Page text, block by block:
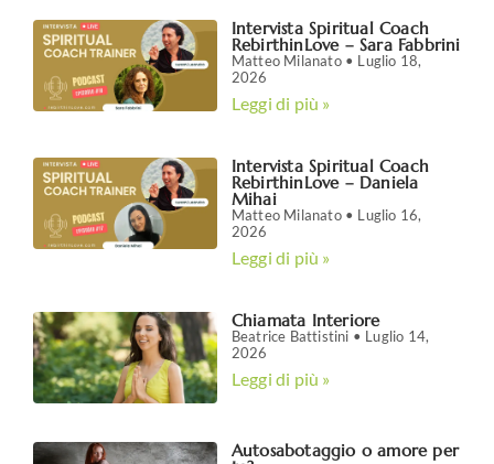
Intervista Spiritual Coach
RebirthinLove – Sara Fabbrini
Matteo Milanato
Luglio 18,
2026
Leggi di più »
Intervista Spiritual Coach
RebirthinLove – Daniela
Mihai
Matteo Milanato
Luglio 16,
2026
Leggi di più »
Chiamata Interiore
Beatrice Battistini
Luglio 14,
2026
Leggi di più »
Autosabotaggio o amore per